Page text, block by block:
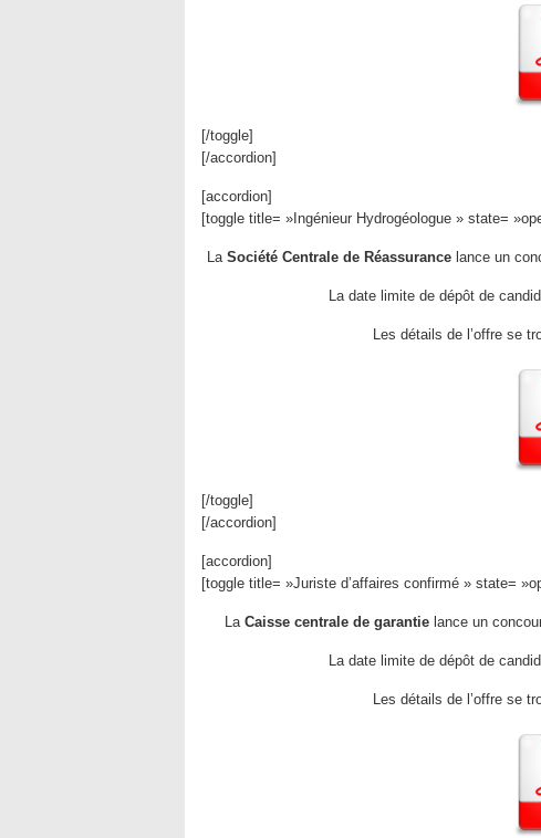
[/toggle]
[/accordion]
[accordion]
[toggle title= »Ingénieur Hydrogéologue » state=
La Société Centrale de Réassurance lance un
La date limite de dépôt de
Les détails de l’offre se
[/toggle]
[/accordion]
[accordion]
[toggle title= »Juriste d’affaires confirmé » state=
La Caisse centrale de garantie lance un
La date limite de dépôt de
Les détails de l’offre se